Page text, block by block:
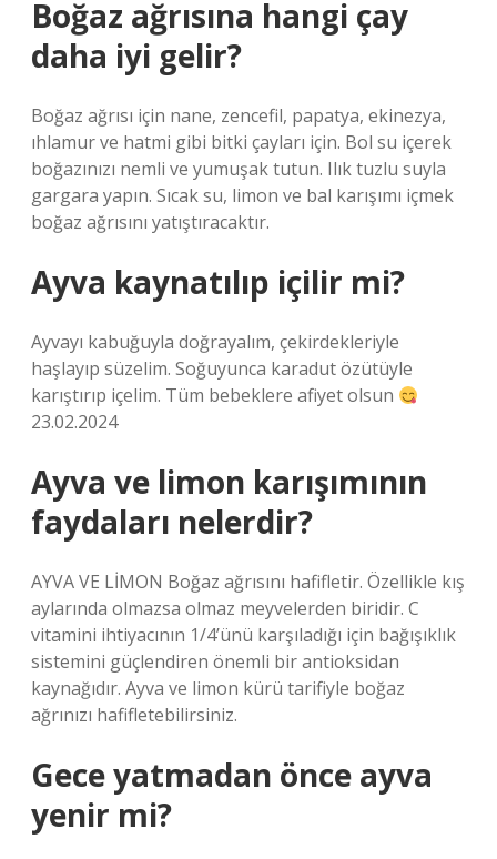
Boğaz ağrısına hangi çay
daha iyi gelir?
Boğaz ağrısı için nane, zencefil, papatya, ekinezya,
ıhlamur ve hatmi gibi bitki çayları için. Bol su içerek
boğazınızı nemli ve yumuşak tutun. Ilık tuzlu suyla
gargara yapın. Sıcak su, limon ve bal karışımı içmek
boğaz ağrısını yatıştıracaktır.
Ayva kaynatılıp içilir mi?
Ayvayı kabuğuyla doğrayalım, çekirdekleriyle
haşlayıp süzelim. Soğuyunca karadut özütüyle
karıştırıp içelim. Tüm bebeklere afiyet olsun
23.02.2024
Ayva ve limon karışımının
faydaları nelerdir?
AYVA VE LİMON Boğaz ağrısını hafifletir. Özellikle kış
aylarında olmazsa olmaz meyvelerden biridir. C
vitamini ihtiyacının 1/4’ünü karşıladığı için bağışıklık
sistemini güçlendiren önemli bir antioksidan
kaynağıdır. Ayva ve limon kürü tarifiyle boğaz
ağrınızı hafifletebilirsiniz.
Gece yatmadan önce ayva
yenir mi?